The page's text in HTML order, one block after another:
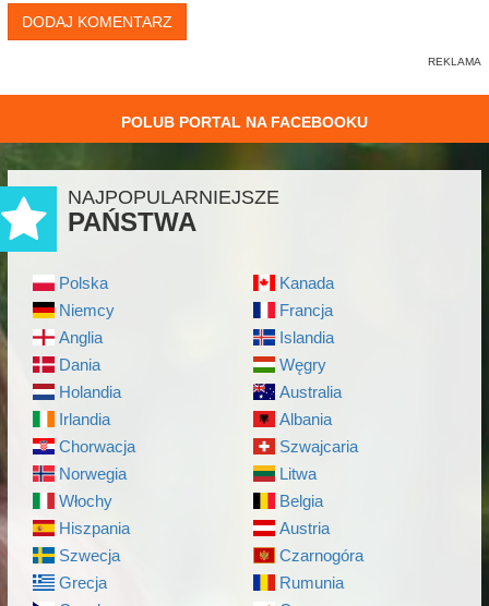
DODAJ KOMENTARZ
POLUB PORTAL NA FACEBOOKU
NAJPOPULARNIEJSZE
PAŃSTWA
Polska
Niemcy
Anglia
Dania
Holandia
Irlandia
Chorwacja
Norwegia
Włochy
Hiszpania
Szwecja
Grecja
Kanada
Francja
Islandia
Węgry
Australia
Albania
Szwajcaria
Litwa
Belgia
Austria
Czarnogóra
Rumunia